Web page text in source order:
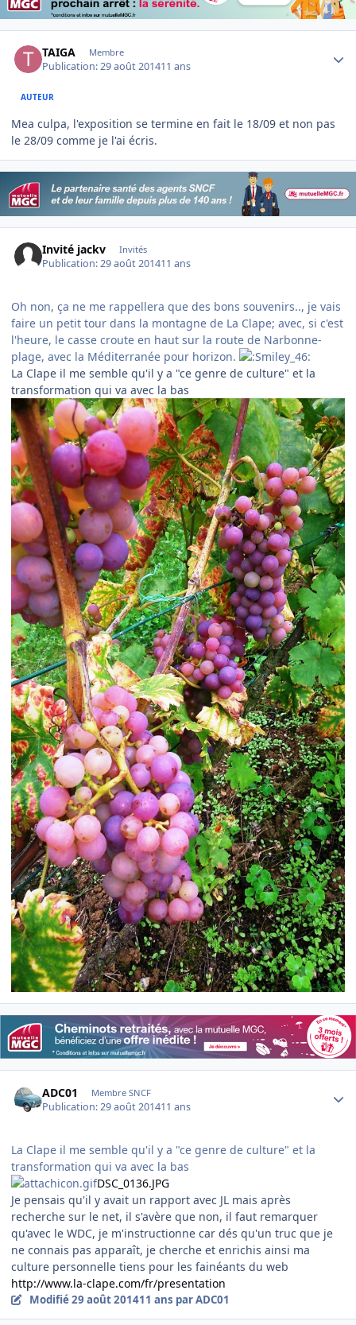
TAIGA Membre
Publication:29 août 201411 ans
AUTEUR
Mea culpa, l'exposition se termine en fait le 18/09 et non pas
le 28/09 comme je l'ai écris.
Invité jackv Invités
Publication:29 août 201411 ans
Oh non, ça ne me rappellera que des bons souvenirs.., je vais
faire un petit tour dans la montagne de La Clape; avec, si c'est
l'heure, le casse croute en haut sur la route de Narbonne-
plage, avec la Méditerranée pour horizon.
La Clape il me semble qu'il y a "ce genre de culture" et la
transformation qui va avec la bas
ADC01 Membre SNCF
Publication:29 août 201411 ans
La Clape il me semble qu'il y a "ce genre de culture" et la
transformation qui va avec la bas
DSC_0136.JPG
Je pensais qu'il y avait un rapport avec JL mais après
recherche sur le net, il s'avère que non, il faut remarquer
qu'avec le WDC, je m'instructionne car dés qu'un truc que je
ne connais pas apparaît, je cherche et enrichis ainsi ma
culture personnelle tiens pour les fainéants du web
http://www.la-clape.com/fr/presentation
Modifié29 août 201411 ans par ADC01